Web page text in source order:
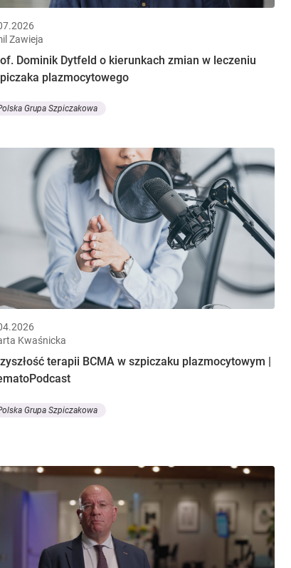
Zawieja
Dominik Dytfeld o kierunkach zmian w leczeniu
plazmocytowego
Grupa Szpiczakowa
Kwaśnicka
terapii BCMA w szpiczaku plazmocytowym |
Grupa Szpiczakowa